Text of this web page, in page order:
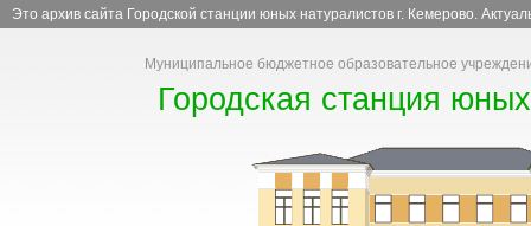
Это архив сайта Городской станции юных натуралистов г. Кемерово.
Муниципальное бюджетное образовательное
Городская станция